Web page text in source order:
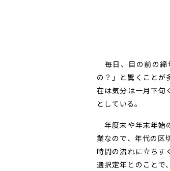
毎日、目の前の締
の？」と驚くことが
在は気分は一月下旬
としている。
年度末や年末年始
業なので、年代の区
時間の流れに立ちす
選択定年とのことで